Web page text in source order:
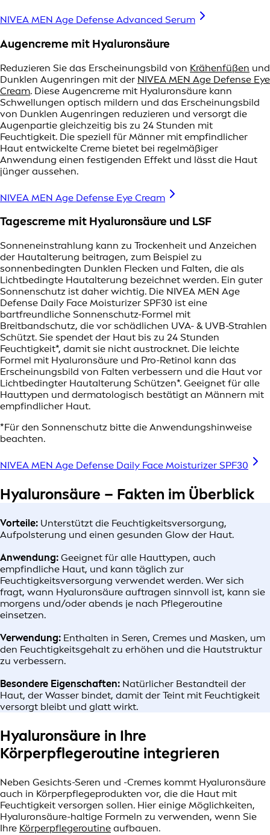
NIVEA MEN Age Defense Advanced Serum
Augencreme mit Hyaluronsäure
Reduzieren Sie das Erscheinungsbild von Krähenfüßen und
Dunklen Augenringen mit der NIVEA MEN Age Defense Eye
Cream. Diese Augencreme mit Hyaluronsäure kann
Schwellungen optisch mildern und das Erscheinungsbild
von Dunklen Augenringen reduzieren und versorgt die
Augenpartie gleichzeitig bis zu 24 Stunden mit
Feuchtigkeit. Die speziell für Männer mit empfindlicher
Haut entwickelte Creme bietet bei regelmäßiger
Anwendung einen festigenden Effekt und lässt die Haut
jünger aussehen.
NIVEA MEN Age Defense Eye Cream
Tagescreme mit Hyaluronsäure und LSF
Sonneneinstrahlung kann zu Trockenheit und Anzeichen
der Hautalterung beitragen, zum Beispiel zu
sonnenbedingten Dunklen Flecken und Falten, die als
Lichtbedingte Hautalterung bezeichnet werden. Ein guter
Sonnenschutz ist daher wichtig. Die NIVEA MEN Age
Defense Daily Face Moisturizer SPF30 ist eine
bartfreundliche Sonnenschutz-Formel mit
Breitbandschutz, die vor schädlichen UVA- & UVB-Strahlen
Schützt. Sie spendet der Haut bis zu 24 Stunden
Feuchtigkeit*, damit sie nicht austrocknet. Die leichte
Formel mit Hyaluronsäure und Pro-Retinol kann das
Erscheinungsbild von Falten verbessern und die Haut vor
Lichtbedingter Hautalterung Schützen*. Geeignet für alle
Hauttypen und dermatologisch bestätigt an Männern mit
empfindlicher Haut.
*Für den Sonnenschutz bitte die Anwendungshinweise
beachten.
NIVEA MEN Age Defense Daily Face Moisturizer SPF30
Hyaluronsäure – Fakten im Überblick
Vorteile: Unterstützt die Feuchtigkeitsversorgung,
Aufpolsterung und einen gesunden Glow der Haut.
Anwendung: Geeignet für alle Hauttypen, auch
empfindliche Haut, und kann täglich zur
Feuchtigkeitsversorgung verwendet werden. Wer sich
fragt, wann Hyaluronsäure auftragen sinnvoll ist, kann sie
morgens und/oder abends je nach Pflegeroutine
einsetzen.
Verwendung: Enthalten in Seren, Cremes und Masken, um
den Feuchtigkeitsgehalt zu erhöhen und die Hautstruktur
zu verbessern.
Besondere Eigenschaften: Natürlicher Bestandteil der
Haut, der Wasser bindet, damit der Teint mit Feuchtigkeit
versorgt bleibt und glatt wirkt.
Hyaluronsäure in Ihre
Körperpflegeroutine integrieren
Neben Gesichts-Seren und -Cremes kommt Hyaluronsäure
auch in Körperpflegeprodukten vor, die die Haut mit
Feuchtigkeit versorgen sollen. Hier einige Möglichkeiten,
Hyaluronsäure-haltige Formeln zu verwenden, wenn Sie
Ihre Körperpflegeroutine aufbauen.